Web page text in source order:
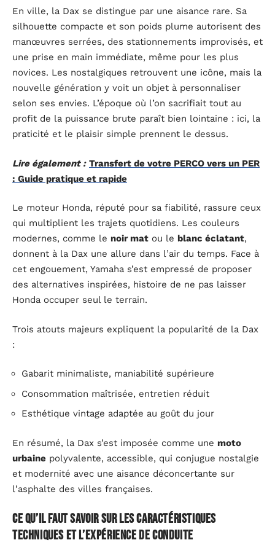
En ville, la Dax se distingue par une aisance rare. Sa
silhouette compacte et son poids plume autorisent des
manœuvres serrées, des stationnements improvisés, et
une prise en main immédiate, même pour les plus
novices. Les nostalgiques retrouvent une icône, mais la
nouvelle génération y voit un objet à personnaliser
selon ses envies. L’époque où l’on sacrifiait tout au
profit de la puissance brute paraît bien lointaine : ici, la
praticité et le plaisir simple prennent le dessus.
Lire également : Transfert de votre PERCO vers un PER
: Guide pratique et rapide
Le moteur Honda, réputé pour sa fiabilité, rassure ceux
qui multiplient les trajets quotidiens. Les couleurs
modernes, comme le noir mat ou le blanc éclatant,
donnent à la Dax une allure dans l’air du temps. Face à
cet engouement, Yamaha s’est empressé de proposer
des alternatives inspirées, histoire de ne pas laisser
Honda occuper seul le terrain.
Trois atouts majeurs expliquent la popularité de la Dax
:
Gabarit minimaliste, maniabilité supérieure
Consommation maîtrisée, entretien réduit
Esthétique vintage adaptée au goût du jour
En résumé, la Dax s’est imposée comme une moto
urbaine polyvalente, accessible, qui conjugue nostalgie
et modernité avec une aisance déconcertante sur
l’asphalte des villes françaises.
Ce qu’il faut savoir sur les caractéristiques
techniques et l’expérience de conduite